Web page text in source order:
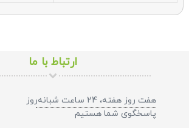
ارتباط با ما
هفت روز هفته، 24 ساعت شبانه‌روز
پاسخگوی شما هستیم​